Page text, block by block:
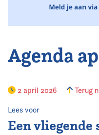
Agenda
2 april 2026 Terug
Lees voor
Een vliegende